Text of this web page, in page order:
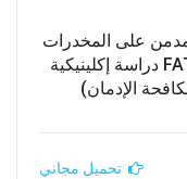
على المخدرات
من خلال تطبيق اختبار تفهم العائلة FAT دراسة إكلينيكية
تحميل مجاني